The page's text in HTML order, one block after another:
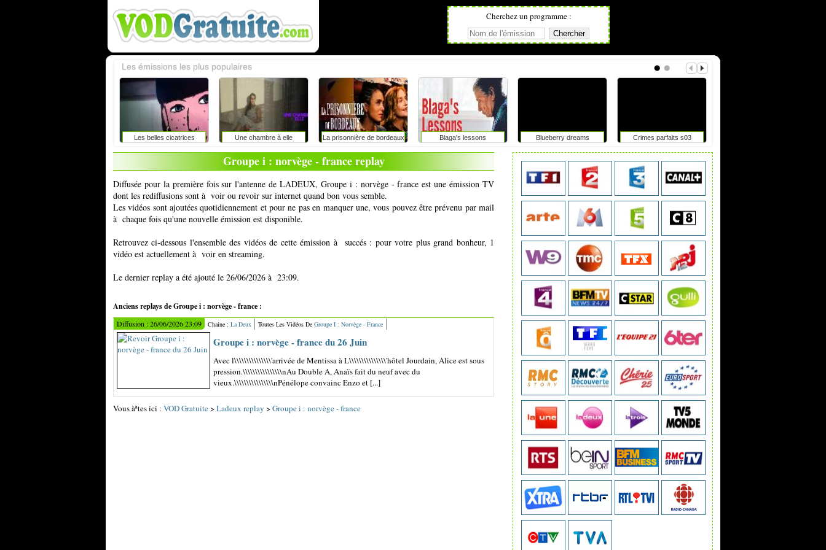
Cherchez un programme :
Les belles cicatrices Une chambre à elle La prisonnière de bordeaux Blaga's lessons Blueberry dreams Crimes parfaits s03
Les émissions les plus populaires
Groupe i : norvège - france replay
Diffusée pour la première fois sur l'antenne de LADEUX, Groupe i : norvège - france est une émission TV
dont les rediffusions sont à voir ou revoir sur internet quand bon vous semble.
Les vidéos sont ajoutées quotidiennement et pour ne pas en manquer une, vous pouvez être prévenu par mail
à chaque fois qu'une nouvelle émission est disponible.
Retrouvez ci-dessous l'ensemble des vidéos de cette émission à succés : pour votre plus grand bonheur, 1
vidéo est actuellement à voir en streaming.
Le dernier replay a été ajouté le 26/06/2026 à 23:09.
Anciens replays de Groupe i : norvège - france :
Diffusion : 26/06/2026 23:09 Chaine : La Deux Toutes Les Vidéos De Groupe I : Norvège - France
Groupe i : norvège - france du 26 Juin
Avec l\\\\\\\\\\\\\\\'arrivée de Mentissa à L\\\\\\\\\\\\\\\'hôtel Jourdain, Alice est sous
pression.\\\\\\\\\\\\\\\\nAu Double A, Anaïs fait du neuf avec du
vieux.\\\\\\\\\\\\\\\\nPénélope convainc Enzo et [...]
Vous àªtes ici : VOD Gratuite>Ladeux replay >Groupe i : norvège - france